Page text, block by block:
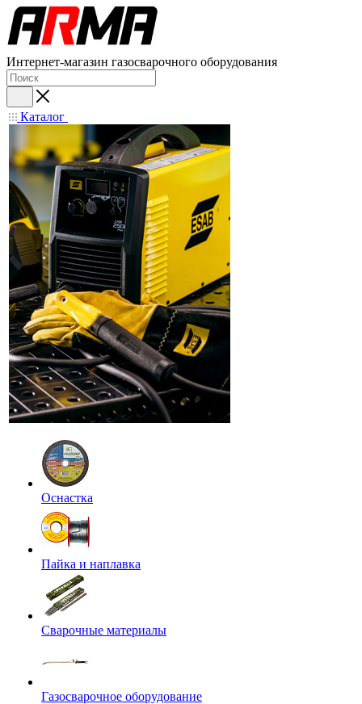
Интернет-магазин газосварочного оборудования
Каталог
Оснастка
Пайка и наплавка
Сварочные материалы
Газосварочное оборудование